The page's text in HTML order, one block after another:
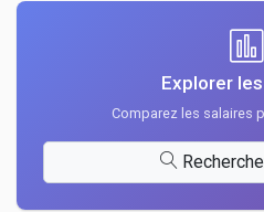
Explorer
Comparez les salaires